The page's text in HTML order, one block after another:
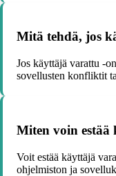
Mitä tehdä, jos
Jos käyttäjä varattu -
sovellusten konfliktit
Miten voin estää
Voit estää käyttäjä
ohjelmiston ja